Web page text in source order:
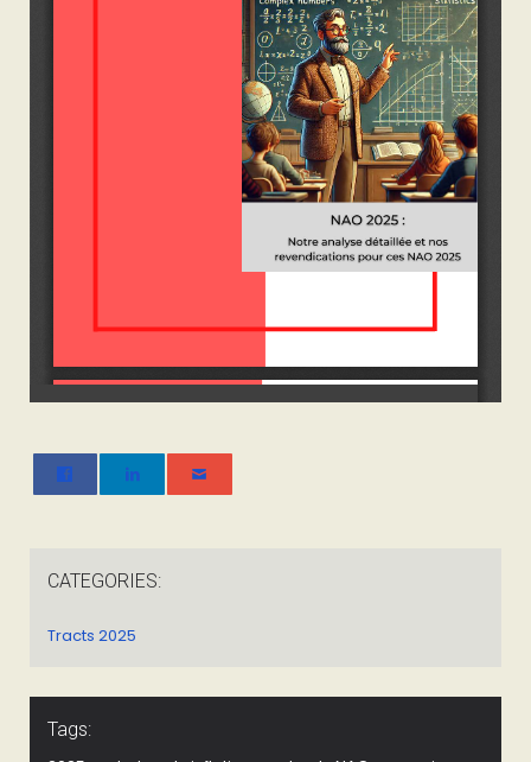
CATEGORIES:
Tracts 2025
Tags: